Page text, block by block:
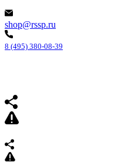
shop@rssp.ru
8 (495) 380-08-39